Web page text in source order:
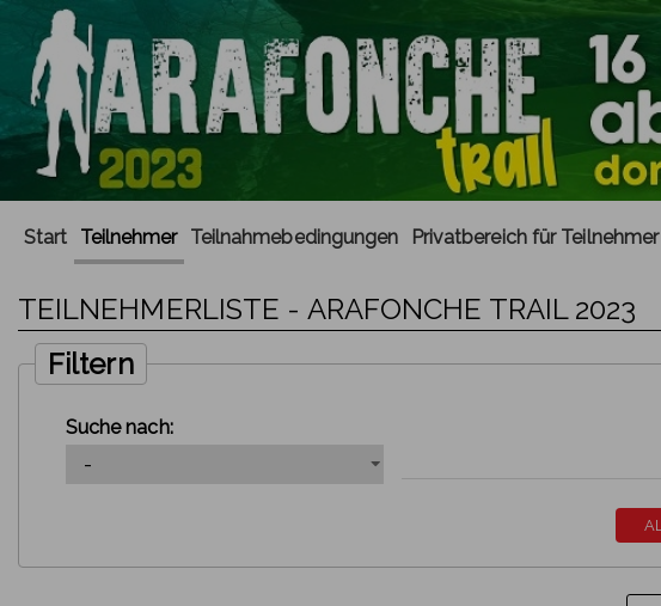
Start Teilnehmer Teilnahmebedingungen Privatbereich für Teilnehmer
TEILNEHMERLISTE - ARAFONCHE TRAIL 2023
Filtern
Suche nach: